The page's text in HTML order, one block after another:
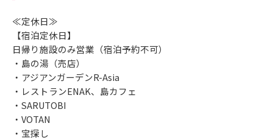
≪定休日≫
【宿泊定休日】
日帰り施設のみ営業（宿泊予約不可）
・島の湯（売店）
・アジアンガーデンR-Asia
・レストランENAK、島カフェ
・SARUTOBI
・VOTAN
・宝探し